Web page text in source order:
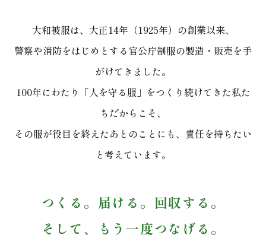
大和被服は、大正14年（1925年）の創業以来、
警察や消防をはじめとする官公庁制服の製造・販売を手
がけてきました。
100年にわたり「人を守る服」をつくり続けてきた私た
ちだからこそ、
その服が役目を終えたあとのことにも、責任を持ちたい
と考えています。
つくる。届ける。回収する。
そして、もう一度つなげる。